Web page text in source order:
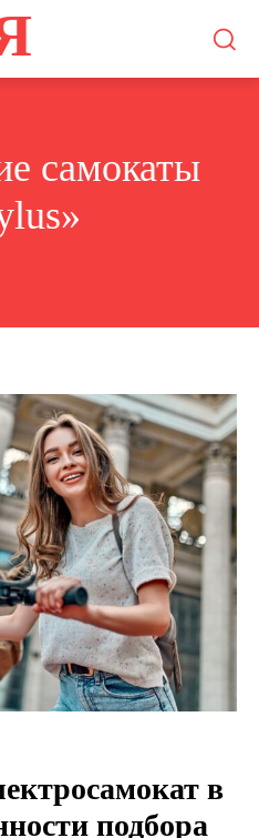
самокаты
в
подбора